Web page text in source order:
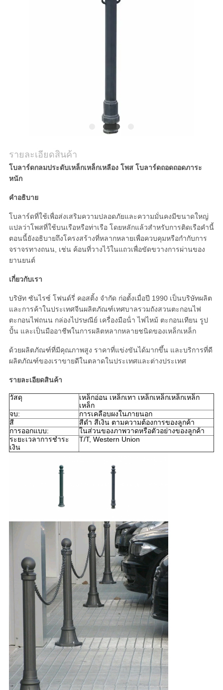
เว็บไซต์
นโยบาย
ความ
เป็น
ส่วน
ตัว
รายละเอียดสินค้า
โบลาร์ดกลมประดับเหล็กเหล็กเหลือง โพส โบลาร์ดถอดถอดภาระ
หนัก
คําอธิบาย
โบลาร์ดที่ใช้เพื่อส่งเสริมความปลอดภัยและความมั่นคงมีขนาดใหญ่
แปลว่าโพสที่ใช้บนเรือหรือท่าเรือ โดยหลักแล้วสําหรับการติดเรือคํานี้
ตอนนี้ยังอธิบายถึงโครงสร้างที่หลากหลายเพื่อควบคุมหรือกํากับการ
จราจรทางถนน, เช่น ค้อนที่วางไว้ในแถวเพื่อขัดขวางการผ่านของ
ยานยนต์
เกี่ยวกับเรา
บริษัท ซันไรซ์ โฟนด์รี่ คอสติ้ง จํากัด ก่อตั้งเมื่อปี 1990 เป็นบริษัทผลิต
และการค้าในประเทศจีนผลิตภัณฑ์เทศบาลรวมถังสวนตะกอนไฟ
ตะกอนไฟถนน กล่องไปรษณีย์ เครื่องมือน้ํา ไฟไหม้ ตะกอนเทียน รูป
ปั้น และเป็นมืออาชีพในการผลิตหลากหลายชนิดของเหล็กเหล็ก
ด้วยผลิตภัณฑ์ที่มีคุณภาพสูง ราคาที่แข่งขันได้มากขึ้น และบริการที่ดี
ผลิตภัณฑ์ของเราขายดีในตลาดในประเทศและต่างประเทศ
รายละเอียดสินค้า
วัสดุ
เหล็กอ่อน เหล็กเทา เหล็กเหล็กเหล็กเหล็ก
เหล็ก
จบ:
การเคลือบผงในภายนอก
สี
สีดํา สีเงิน ตามความต้องการของลูกค้า
การออกแบบ:
ในส่วนของภาพวาดหรือตัวอย่างของลูกค้า
ระยะเวลาการชําระ
เงิน
T/T, Western Union